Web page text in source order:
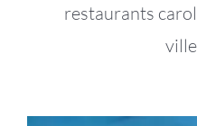
restaurants